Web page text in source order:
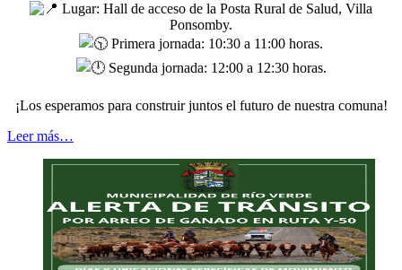
Lugar: Hall de acceso de la Posta Rural de Salud, Villa
Ponsomby.
Primera jornada: 10:30 a 11:00 horas.
Segunda jornada: 12:00 a 12:30 horas.
¡Los esperamos para construir juntos el futuro de nuestra comuna!
Leer más…